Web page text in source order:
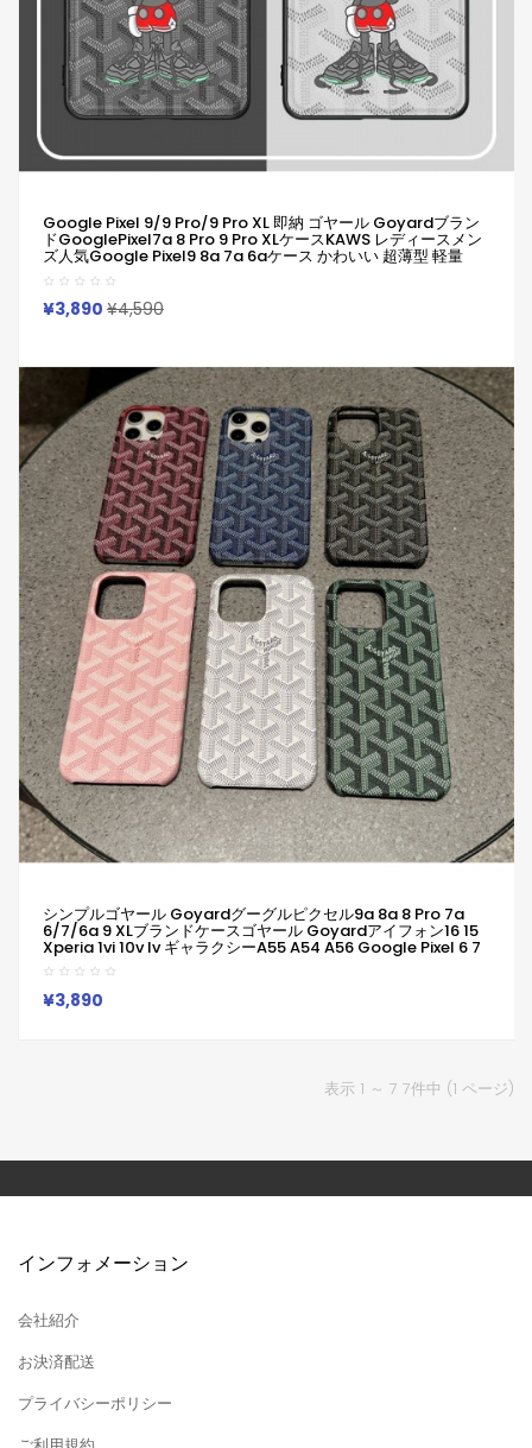
Google Pixel 9/9 Pro/9 Pro XL 即納 ゴヤール Goyardブラン
ドGooglePixel7a 8 Pro 9 Pro XLケースKAWS レディースメン
ズ人気Google Pixel9 8a 7a 6aケース かわいい 超薄型 軽量
Google 6 7 8a 9a ケース 全面保護 ブランド ゴヤール Goyard
Galaxy A54 A55 S25/S24/S23ultraケース
Iphone/Galaxy/Google Pixelなど全機種対応
¥3,890 ¥4,590
シンプルゴヤール Goyardグーグルピクセル9a 8a 8 Pro 7a
6/7/6a 9 XLブランドケースゴヤール Goyardアイフォン16 15
Xperia 1vi 10v Iv ギャラクシーa55 A54 A56 Google Pixel 6 7
8a 9 Proケース革製ファッション潮流男女兼用人気
Iphone/Galaxy/Xperia/Google Pixelなど全機種対応
¥3,890
表示 1 ～ 7 7件中 (1 ページ)
インフォメーション
会社紹介
お決済配送
プライバシーポリシー